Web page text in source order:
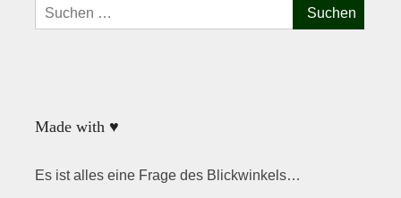
Suchen
nach:
Made with ♥
Es ist alles eine Frage des Blickwinkels…